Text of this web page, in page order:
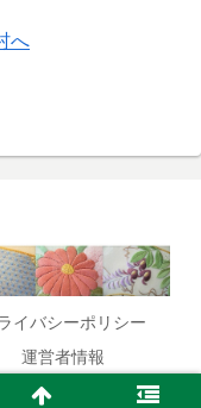
イバシーポリシー
運営者情報
が教える和のお稽古.